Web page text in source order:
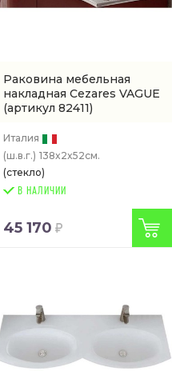
Раковина мебельная
накладная Cezares VAGUE
(артикул 82411)
Италия
(ш.в.г.) 138x2x52см.
(стекло)
В НАЛИЧИИ
45 170